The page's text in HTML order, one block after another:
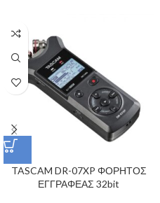
TASCAM DR-07XP ΦΟΡΗΤΟΣ
ΕΓΓΡΑΦΕΑΣ 32bit